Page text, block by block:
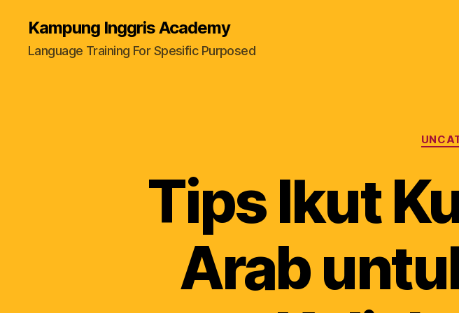
Kampung Inggris Academy
Language Training For Spesific Purposed
Tips Ikut
Arab